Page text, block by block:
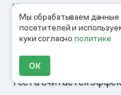
Мы обрабатываем данные
посетителей и
куки согласнополитике
ОК
Как настроить
При таком
делят на группы:
рассылку, а
теста считается